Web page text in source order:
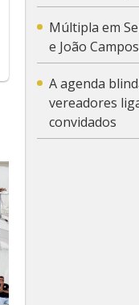
Múltipla em
e João
A agenda
vereadores
convidados